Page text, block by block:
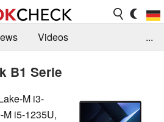
Videos
...
B1 Serie
M i3-
M i5-1235U,